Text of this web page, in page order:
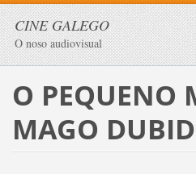
CINE GALEGO
O noso audiovisual
O PEQUENO
MAGO